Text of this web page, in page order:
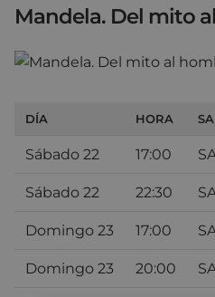
Mandela. Del mito
DÍA HORA
Sábado 22 17:00
Sábado 22 22:30
Domingo 23 17:00
Domingo 23 20:00